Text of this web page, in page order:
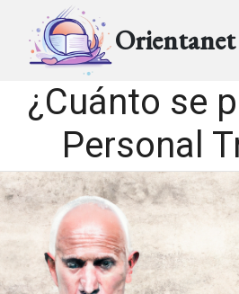
Orientanet
¿Cuánto se
Personal